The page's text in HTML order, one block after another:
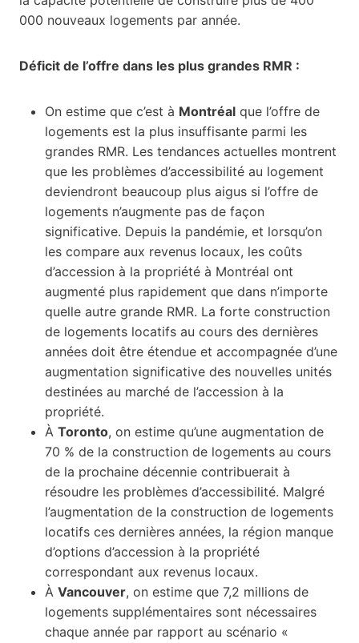
000 nouveaux logements par année.
Déficit de l’offre dans les plus grandes RMR :
On estime que c’est à Montréal que l’offre de
logements est la plus insuffisante parmi les
grandes RMR. Les tendances actuelles montrent
que les problèmes d’accessibilité au logement
deviendront beaucoup plus aigus si l’offre de
logements n’augmente pas de façon
significative. Depuis la pandémie, et lorsqu’on
les compare aux revenus locaux, les coûts
d’accession à la propriété à Montréal ont
augmenté plus rapidement que dans n’importe
quelle autre grande RMR. La forte construction
de logements locatifs au cours des dernières
années doit être étendue et accompagnée d’une
augmentation significative des nouvelles unités
destinées au marché de l’accession à la
propriété.
À Toronto, on estime qu’une augmentation de
70 % de la construction de logements au cours
de la prochaine décennie contribuerait à
résoudre les problèmes d’accessibilité. Malgré
l’augmentation de la construction de logements
locatifs ces dernières années, la région manque
d’options d’accession à la propriété
correspondant aux revenus locaux.
À Vancouver, on estime que 7,2 millions de
logements supplémentaires sont nécessaires
chaque année par rapport au scénario «